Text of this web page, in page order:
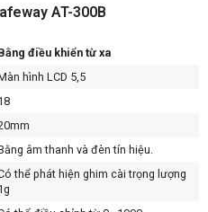
AT-300B
điều khiển từ xa
hình LCD 5,5
âm thanh và đèn tín hiệu.
thể phát hiện ghim cài trọng lượng